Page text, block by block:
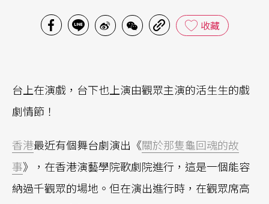
收藏
台上在演戲，台下也上演由觀眾主演的活生生的戲
劇情節！
香港最近有個舞台劇演出《關於那隻龜回魂的故
事》，在香港演藝學院歌劇院進行，這是一個能容
納過千觀眾的場地。但在演出進行時，在觀眾席高